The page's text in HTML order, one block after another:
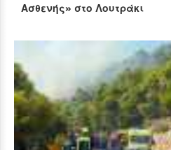
Ασθενής» στο Λουτράκι